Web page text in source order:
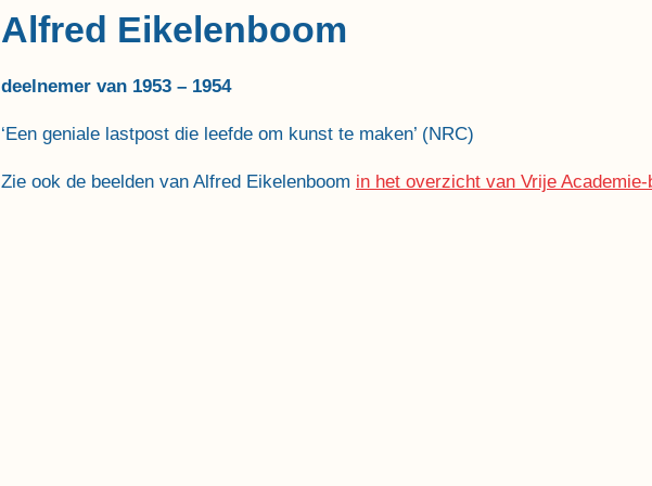
Alfred Eikelenboom
deelnemer van 1953 – 1954
‘Een geniale lastpost die leefde om kunst te maken’ (NRC)
Zie ook de beelden van Alfred Eikelenboom in het overzicht van Vrije